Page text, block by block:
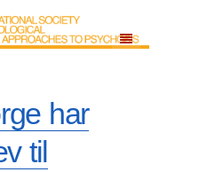
har
til